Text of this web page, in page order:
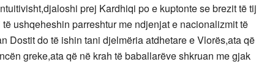
prej Kardhiqi po e kuptonte se brezit të tij
ushqeheshin parreshtur me ndjenjat e nacionalizmit të
Dostit do të ishin tani djelmëria atdhetare e Vlorës,ata që
greke,ata që në krah të baballarëve shkruan me gjak